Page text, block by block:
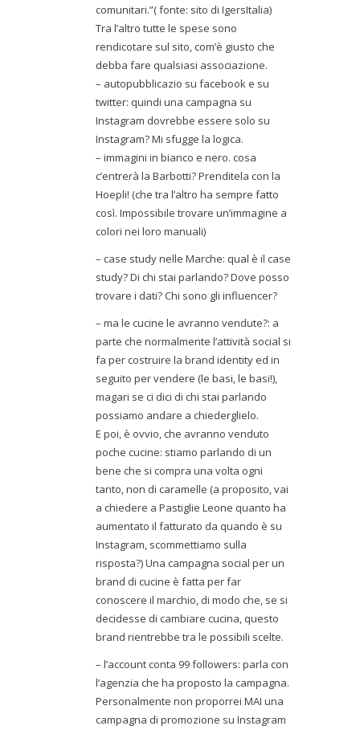
comunitari.”( fonte: sito di IgersItalia)
Tra l’altro tutte le spese sono
rendicotare sul sito, com’è giusto che
debba fare qualsiasi associazione.
– autopubblicazio su facebook e su
twitter: quindi una campagna su
Instagram dovrebbe essere solo su
Instagram? Mi sfugge la logica.
– immagini in bianco e nero. cosa
c’entrerà la Barbotti? Prenditela con la
Hoepli! (che tra l’altro ha sempre fatto
così. Impossibile trovare un’immagine a
colori nei loro manuali)
– case study nelle Marche: qual è il case
study? Di chi stai parlando? Dove posso
trovare i dati? Chi sono gli influencer?
– ma le cucine le avranno vendute?: a
parte che normalmente l’attività social si
fa per costruire la brand identity ed in
seguito per vendere (le basi, le basi!),
magari se ci dici di chi stai parlando
possiamo andare a chiederglielo.
E poi, è ovvio, che avranno venduto
poche cucine: stiamo parlando di un
bene che si compra una volta ogni
tanto, non di caramelle (a proposito, vai
a chiedere a Pastiglie Leone quanto ha
aumentato il fatturato da quando è su
Instagram, scommettiamo sulla
risposta?) Una campagna social per un
brand di cucine è fatta per far
conoscere il marchio, di modo che, se si
decidesse di cambiare cucina, questo
brand rientrebbe tra le possibili scelte.
– l’account conta 99 followers: parla con
l’agenzia che ha proposto la campagna.
Personalmente non proporrei MAI una
campagna di promozione su Instagram